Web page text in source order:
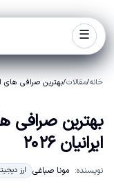
☰
خانه/مقالات/
بهترین صرافی
ایرانیان ۲۰۲۶
نویسنده: مونا صباغی ارز